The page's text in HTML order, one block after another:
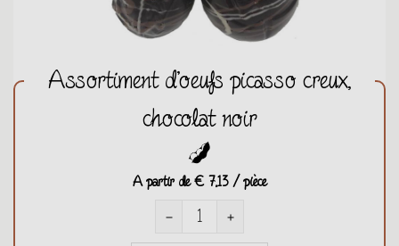
Assortiment d'oeufs picasso creux,
chocolat noir
A partir de€ 7,13 / pièce
remove add